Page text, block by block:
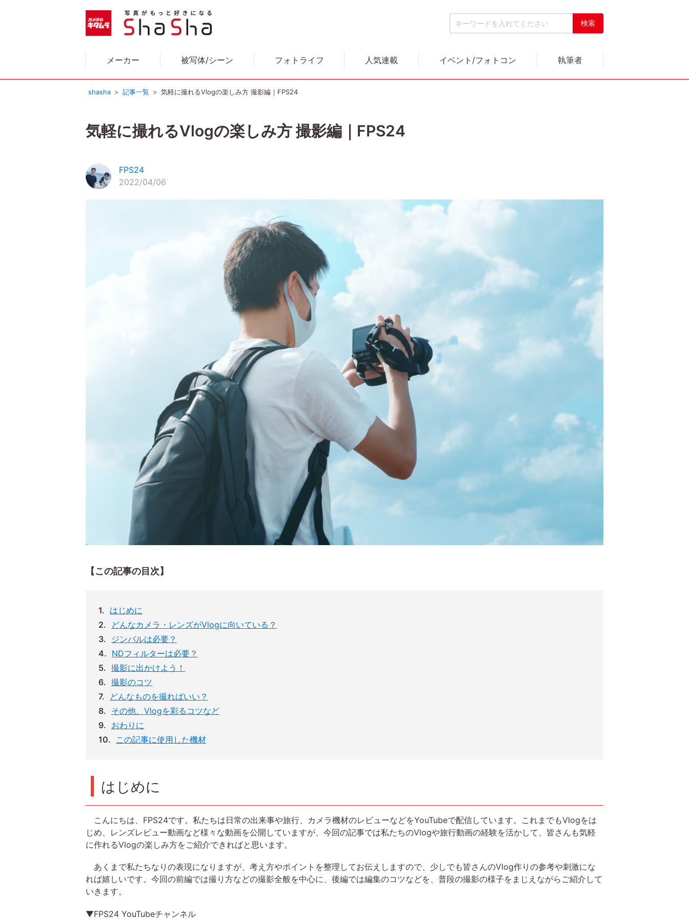
メーカー 被写体/シーン フォトライフ 人気連載 イベント/フォトコン 執筆者
shasha 記事一覧 気軽に撮れるVlogの楽しみ方 撮影編｜FPS24
気軽に撮れるVlogの楽しみ方 撮影編｜FPS24
FPS24
2022/04/06
【この記事の目次】
はじめに
どんなカメラ・レンズがVlogに向いている？
ジンバルは必要？
NDフィルターは必要？
撮影に出かけよう！
撮影のコツ
どんなものを撮ればいい？
その他、Vlogを彩るコツなど
おわりに
この記事に使用した機材
はじめに
こんにちは、FPS24です。私たちは日常の出来事や旅行、カメラ機材のレビューなどをYouTubeで配信しています。これまでもVlogをは
じめ、レンズレビュー動画など様々な動画を公開していますが、今回の記事では私たちのVlogや旅行動画の経験を活かして、皆さんも気軽
に作れるVlogの楽しみ方をご紹介できればと思います。
あくまで私たちなりの表現になりますが、考え方やポイントを整理してお伝えしますので、少しでも皆さんのVlog作りの参考や刺激にな
れば嬉しいです。今回の前編では撮り方などの撮影全般を中心に、後編では編集のコツなどを、普段の撮影の様子をまじえながらご紹介して
いきます。
▼FPS24 YouTubeチャンネル